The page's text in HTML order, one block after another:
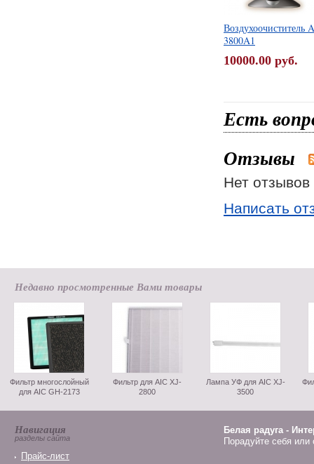
Воздухоочиститель
3800A1
10000.00 руб.
Есть
Отзывы
Нет отзывов
Написать
Недавно просмотренные Вами товары
Фильтр многослойный
для AIC GH-2173
Фильтр для AIC XJ-
2800
Лампа УФ для AIC XJ-
3500
Навигация
разделы сайта
Прайс-лист
Белая радуга -
Порадуйте себя